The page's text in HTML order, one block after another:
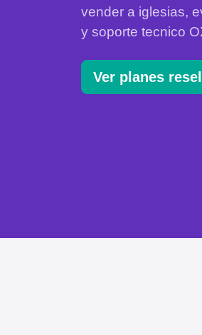
vender a iglesias,
y soporte tecnico
Ver planes